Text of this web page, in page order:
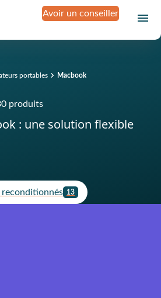
Avoir un conseiller
portables Macbook
produits
: une solution flexible
13